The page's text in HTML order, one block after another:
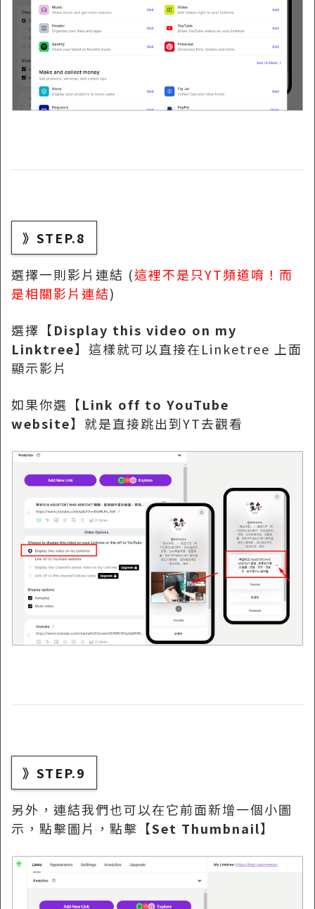
》STEP.8
選擇一則影片連結 (這裡不是只YT頻道唷！而
是相關影片連結)
選擇【Display this video on my
Linktree】這樣就可以直接在Linketree 上面
顯示影片
如果你選【Link off to YouTube
website】就是直接跳出到YT去觀看
》STEP.9
另外，連結我們也可以在它前面新增一個小圖
示，點擊圖片，點擊【Set Thumbnail】